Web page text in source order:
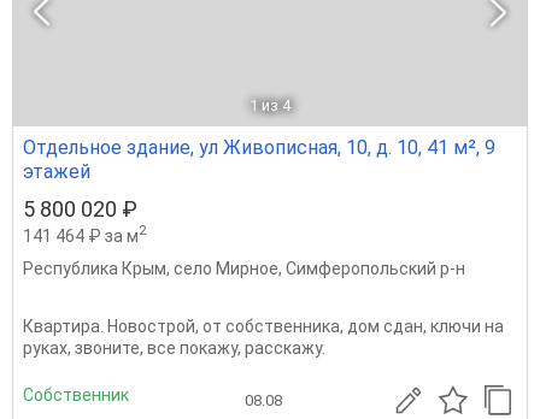
1 из 4
Отдельное здание, ул Живописная, 10, д. 10, 41 м², 9
этажей
5 800 020 ₽
141 464 ₽ за м2
Республика Крым, село Мирное, Симферопольский р-н
Квартира. Новострой, от собственника, дом сдан, ключи на
руках, звоните, все покажу, расскажу.
Собственник 08.08